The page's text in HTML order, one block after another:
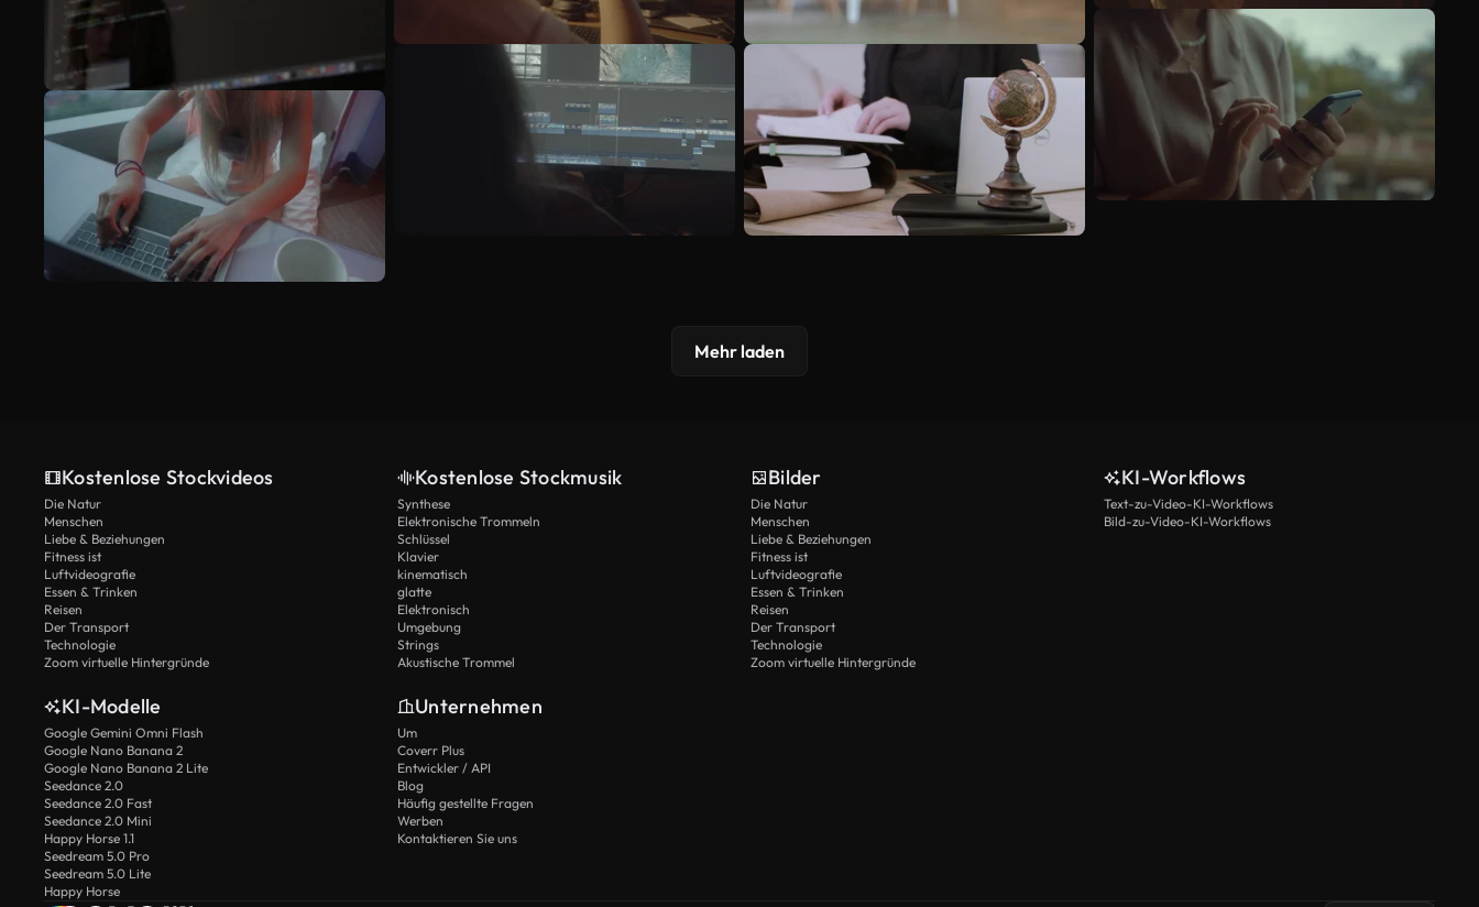
Mehr laden
Kostenlose Stockvideos
Die Natur
Menschen
Liebe & Beziehungen
Fitness ist
Luftvideografie
Essen & Trinken
Reisen
Der Transport
Technologie
Zoom virtuelle Hintergründe
Kostenlose Stockmusik
Synthese
Elektronische Trommeln
Schlüssel
Klavier
kinematisch
glatte
Elektronisch
Umgebung
Strings
Akustische Trommel
Bilder
Die Natur
Menschen
Liebe & Beziehungen
Fitness ist
Luftvideografie
Essen & Trinken
Reisen
Der Transport
Technologie
Zoom virtuelle Hintergründe
KI-Workflows
Text-zu-Video-KI-Workflows
Bild-zu-Video-KI-Workflows
KI-Modelle
Google Gemini Omni Flash
Google Nano Banana 2
Google Nano Banana 2 Lite
Seedance 2.0
Seedance 2.0 Fast
Seedance 2.0 Mini
Happy Horse 1.1
Seedream 5.0 Pro
Seedream 5.0 Lite
Happy Horse
Unternehmen
Um
Coverr Plus
Entwickler / API
Blog
Häufig gestellte Fragen
Werben
Kontaktieren Sie uns